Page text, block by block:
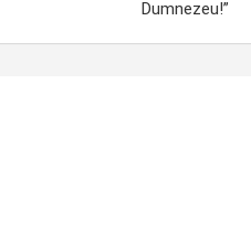
Dumnezeu!”